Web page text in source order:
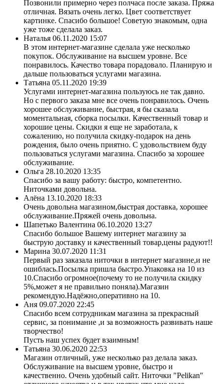
Позвонили примерно через полчаса после заказа. Пряжа
отличная. Вязать очень легко. Цвет соответствует
картинке. Спасибо большое! Советую знакомым, одна
уже тоже сделала заказ.
Наталья 06.11.2020 15:07
В этом интернет-магазине сделала уже несколько
покупок. Обслуживание на высшем уровне. Все
понравилось. Качество товара порадовало. Планирую и
дальше пользоваться услугами магазина.
Татьяна 05.11.2020 19:39
Услугами интернет-магазина пользуюсь не так давно.
Но с первого заказа мне все очень понравилось. Очень
хорошее обслуживание, быстрая, я бы сказала
моментальная, сборка посылки. Качественный товар и
хорошие цены. Скидки я еще не заработала, к
сожалению, но получила скидку-подарок на день
рождения, было очень приятно. С удовольствием буду
пользоваться услугами магазина. Спасибо за хорошее
обслуживание.
Ольга 28.10.2020 13:35
Спасибо за вашу работу: быстро, компетентно.
Ниточками довольна.
Алёна 13.10.2020 18:33
Очень довольна магазином,быстрая доставка, хорошее
обслуживание.Пряжей очень довольна.
Шапетько Валентина 06.10.2020 13:27
Спасибо большое Вашему интернет магазину за
быструю доставку и качественный товар,цены радуют!!
Марина 30.07.2020 11:31
Первый раз заказала ниточки в интернет магазине,и не
ошиблась.Посылка пришла быстро.Упаковка на 10 из
10.Спасибо огромное(почему то не получила скидку
5%,может я не правильно поняла).Магазин
рекомендую.Надёжно,оперативно на 10.
Аня 09.07.2020 22:45
Спасибо всем сотрудникам магазина за прекрасный
сервис, за понимание ,и за возможность развивать наше
творчество!
Пусть наш успех будет взаимным!
Татьяна 30.06.2020 22:53
Магазин отличный, уже несколько раз делала заказ.
Обслуживание на высшем уровне, быстро и
качественно. Очень удобный сайт. Ниточки "Pelikan"